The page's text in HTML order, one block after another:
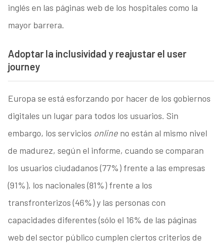
inglés en las páginas web de los hospitales como la
mayor barrera.
Adoptar la inclusividad y reajustar el user
journey
Europa se está esforzando por hacer de los gobiernos
digitales un lugar para todos los usuarios. Sin
embargo, los servicios onlineno están al mismo nivel
de madurez, según el informe, cuando se comparan
los usuarios ciudadanos (77%) frente a las empresas
(91%), los nacionales (81%) frente a los
transfronterizos (46%) y las personas con
capacidades diferentes (sólo el 16% de las páginas
web del sector público cumplen ciertos criterios de